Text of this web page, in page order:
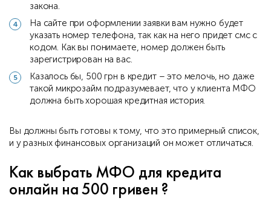
закона.
На сайте при оформлении заявки вам нужно будет
указать номер телефона, так как на него придет смс с
кодом. Как вы понимаете, номер должен быть
зарегистрирован на вас.
Казалось бы, 500 грн в кредит – это мелочь, но даже
такой микрозайм подразумевает, что у клиента МФО
должна быть хорошая кредитная история.
Вы должны быть готовы к тому, что это примерный список,
и у разных финансовых организаций он может отличаться.
Как выбрать МФО для кредита
онлайн на 500 гривен ?